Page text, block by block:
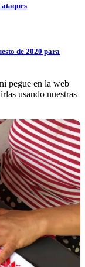
de 2020 para
pegue en la web
usando nuestras